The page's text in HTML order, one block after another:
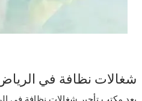
شغالات نظافة في
يعد مكتب تأجير شغالات نظافة في